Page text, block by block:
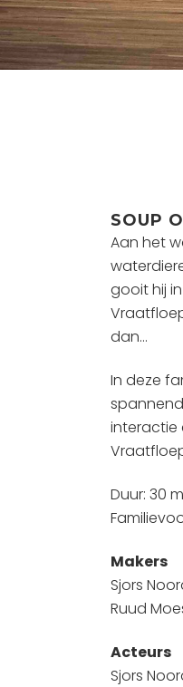
SOUP
Aan het
gooit hij
dan…
In deze
interactie
Duur: 30
Makers
Sjors
Ruud
Acteurs
Sjors